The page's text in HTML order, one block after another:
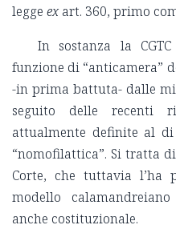
legge exart. 360, primo
In sostanza la
funzione di “anticamera”
-in prima battuta- dalle
seguito delle recenti
attualmente definite al
“nomofilattica”. Si tratta di
Corte, che tuttavia
modello
anche costituzionale.